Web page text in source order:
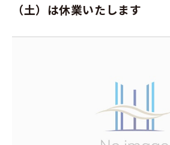
（土）は休業いたします